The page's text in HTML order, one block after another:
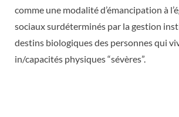
comme une modalité d’émancipation à
sociaux surdéterminés par la gestion
destins biologiques des personnes qui
in/capacités physiques “sévères”.